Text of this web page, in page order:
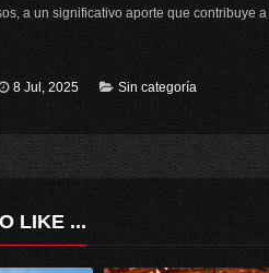
a un significativo aporte que contribuye
8 Jul, 2025 Sin categoría
LIKE ...